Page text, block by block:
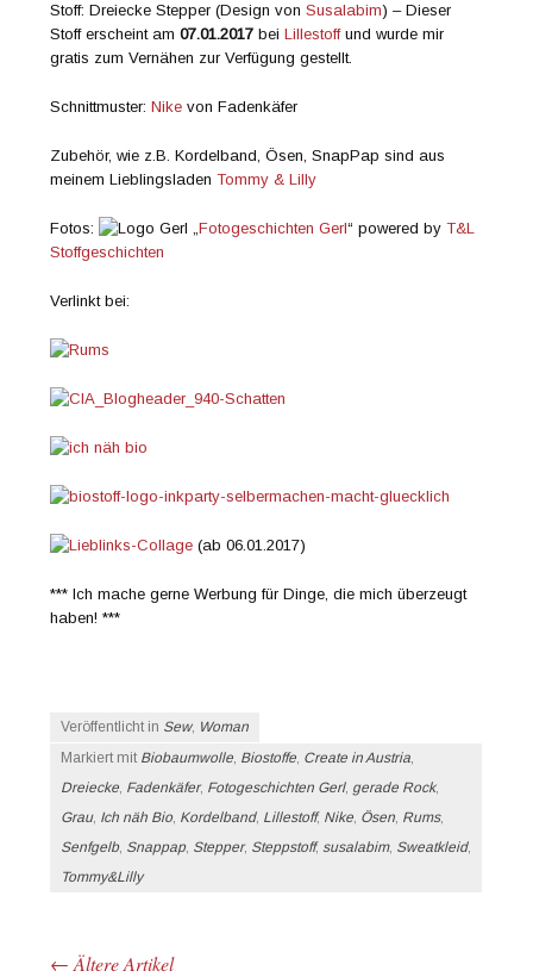
Stoff: Dreiecke Stepper (Design vonSusalabim) – Dieser
Stoff erscheint am07.01.2017 beiLillestoffund wurde mir
gratis zum Vernähen zur Verfügung gestellt.
Schnittmuster:Nike von Fadenkäfer
Zubehör, wie z.B. Kordelband, Ösen, SnapPap sind aus
meinem LieblingsladenTommy & Lilly
Fotos: „Fotogeschichten Gerl“ powered byT&L
Stoffgeschichten
Verlinkt bei:
(ab 06.01.2017)
*** Ich mache gerne Werbung für Dinge, die mich überzeugt
haben! ***
Veröffentlicht in Sew, Woman
Markiert mit Biobaumwolle, Biostoffe, Create in Austria,
Dreiecke, Fadenkäfer, Fotogeschichten Gerl, gerade Rock,
Grau, Ich näh Bio, Kordelband, Lillestoff, Nike, Ösen, Rums,
Senfgelb, Snappap, Stepper, Steppstoff, susalabim, Sweatkleid,
Tommy&Lilly
← Ältere Artikel